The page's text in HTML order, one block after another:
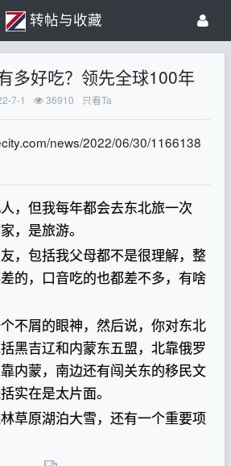
转帖与收藏
多好吃？领先全球100年
7-1 36910 只看Ta
news/2022/06/30/1166138
，但我每年都会去东北旅一次
，是旅游。
，包括我父母都不是很理解，整
的，口音吃的也都差不多，有啥
不屑的眼神，然后说，你对东北
黑吉辽和内蒙东五盟，北靠俄罗
内蒙，南边还有闯关东的移民文
实在是太片面。
草原湖泊大雪，还有一个重要项